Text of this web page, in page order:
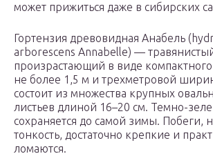
может прижиться даже в сибирских
Гортензия древовидная Анабель
arborescens Annabelle) —
произрастающий в виде компактного
не более 1,5 м и трехметровой
состоит из множества крупных
листьев длиной 16–20 см. Темно-
сохраняется до самой зимы. Побеги,
тонкость, достаточно крепкие и
ломаются.